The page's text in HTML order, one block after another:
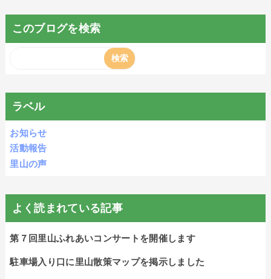
このブログを検索
ラベル
お知らせ
活動報告
里山の声
よく読まれている記事
第７回里山ふれあいコンサートを開催します
駐車場入り口に里山散策マップを掲示しました